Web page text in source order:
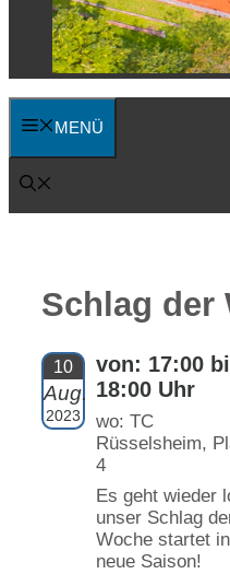
MENÜ
Schlag der
10
Aug.
2023
von: 17:00
18:00 Uhr
wo: TC
Rüsselsheim,
4
Es geht wieder
unser Schlag
Woche startet
neue Saison!